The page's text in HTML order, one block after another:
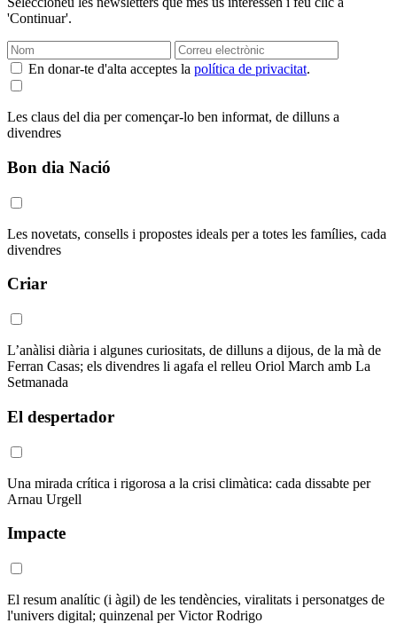
'Continuar'.
En donar-te d'alta acceptes la política de privacitat.
Les claus del dia per començar-lo ben informat, de dilluns a
divendres
Bon dia Nació
Les novetats, consells i propostes ideals per a totes les famílies, cada
divendres
Criar
L’anàlisi diària i algunes curiositats, de dilluns a dijous, de la mà de
Ferran Casas; els divendres li agafa el relleu Oriol March amb La
Setmanada
El despertador
Una mirada crítica i rigorosa a la crisi climàtica: cada dissabte per
Arnau Urgell
Impacte
El resum analític (i àgil) de les tendències, viralitats i personatges de
l'univers digital; quinzenal per Victor Rodrigo